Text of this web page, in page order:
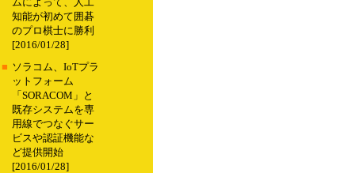
ムによって、人工
知能が初めて囲碁
のプロ棋士に勝利
[2016/01/28]
■ ソラコム、IoTプラ
ットフォーム
「SORACOM」と
既存システムを専
用線でつなぐサー
ビスや認証機能な
ど提供開始
[2016/01/28]